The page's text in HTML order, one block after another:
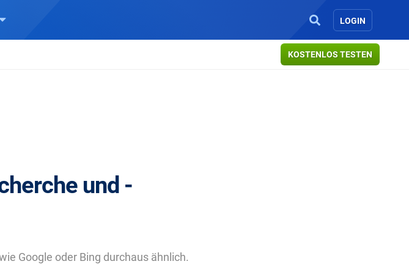
LOGIN
KOSTENLOS TESTEN
und -
Google oder Bing durchaus ähnlich.